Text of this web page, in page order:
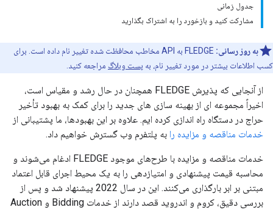
جدول زمانی
مشارکت کنید و بازخورد را به اشتراک بگذارید
به روز رسانی:
FLEDGE به API مخاطب محافظت شده تغییر نام داده است. برای
کسب اطلاعات بیشتر در مورد تغییر نام، به پست وبلاگ مراجعه کنید.
از آنجایی که پذیرش FLEDGE همچنان در حال رشد و مقیاس است،
اخیراً مجموعه ای از بهینه سازی های جدید را برای کمک به بهبود تأخیر
حراج در دستگاه راه اندازی کرده ایم. علاوه بر این بهبودها، ما پشتیبانی از
خدمات مناقصه و مزایده را به پلتفرم وب گسترش خواهیم داد.
خدمات مناقصه و مزایده با طرح‌های موجود FLEDGE ادغام می‌شوند و
محاسبه قیمت پیشنهادی و امتیازدهی را به یک محیط اجرای قابل اعتماد
مبتنی بر ابر بارگذاری می‌کنند. این در سال 2022 پیشنهاد شد و پس از
بررسی دقیق، کروم و اندروید قصد دارند از خدمات Bidding و Auction